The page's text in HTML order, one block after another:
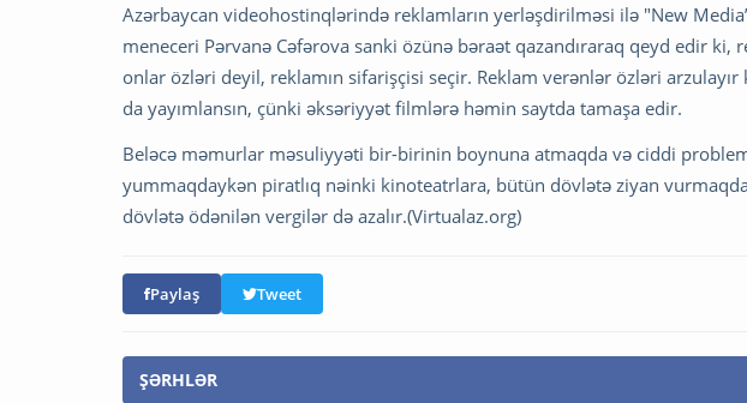
Azərbaycan videohostinqlərində reklamların yerləşdirilməsi ilə "New
meneceri Pərvanə Cəfərova sanki özünə bəraət qazandıraraq qeyd edir ki,
onlar özləri deyil, reklamın sifarişçisi seçir. Reklam verənlər özləri
da yayımlansın, çünki əksəriyyət filmlərə həmin saytda tamaşa edir.
Beləcə məmurlar məsuliyyəti bir-birinin boynuna atmaqda və ciddi
yummaqdaykən piratlıq nəinki kinoteatrlara, bütün dövlətə ziyan
dövlətə ödənilən vergilər də azalır.(Virtualaz.org)
Paylaş Tweet
ŞƏRHLƏR